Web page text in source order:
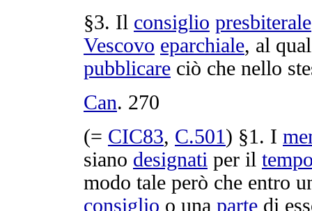
§3. Il consiglio presbiterale
Vescovo eparchiale, al
pubblicare ciò che nello
Can. 270
(= CIC83, C.501) §1. I
siano designati per il
modo tale però che entro
consiglio o una parte di